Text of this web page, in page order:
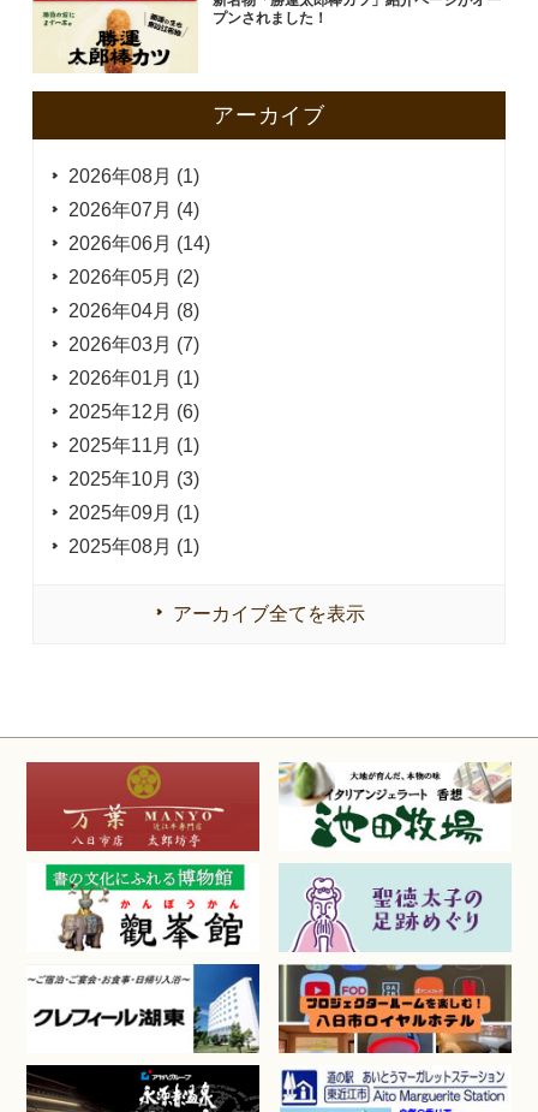
プンされました！
アーカイブ
2026年08月 (1)
2026年07月 (4)
2026年06月 (14)
2026年05月 (2)
2026年04月 (8)
2026年03月 (7)
2026年01月 (1)
2025年12月 (6)
2025年11月 (1)
2025年10月 (3)
2025年09月 (1)
2025年08月 (1)
アーカイブ全てを表示